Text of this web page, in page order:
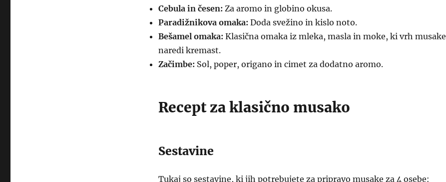
Cebula in česen: Za aromo in globino okusa.
Paradižnikova omaka: Doda svežino in kislo noto.
Bešamel omaka: Klasična omaka iz mleka, masla in moke, ki vrh musake
naredi kremast.
Začimbe: Sol, poper, origano in cimet za dodatno aromo.
Recept za klasično musako
Sestavine
Tukaj so sestavine, ki jih potrebujete za pripravo musake za 4 osebe: